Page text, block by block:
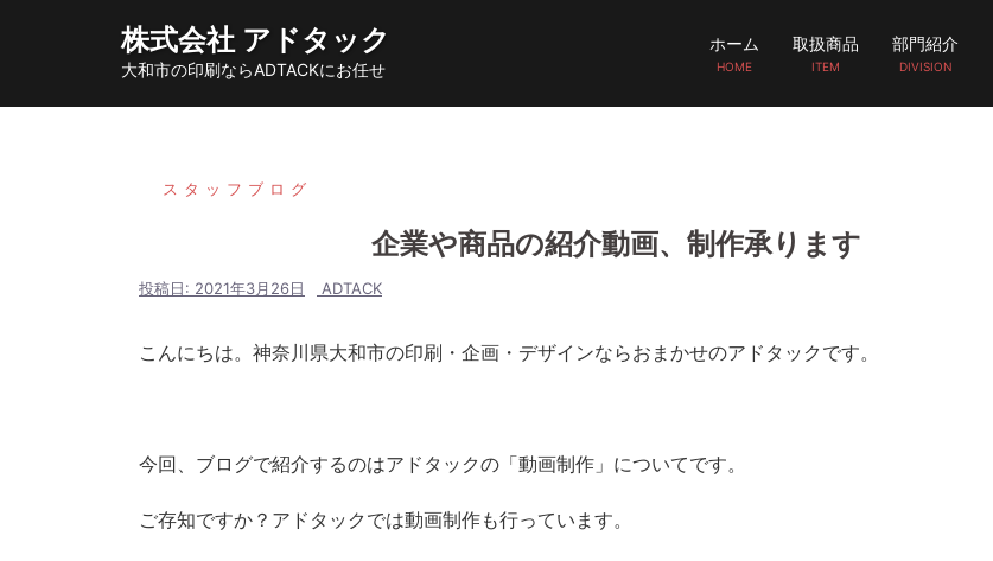
ン
株式会社 アドタック
大和市の印刷ならADTACKにお任せ
ホーム
HOME
取扱商品
ITEM
部門紹介
DIVISION
スタッフブログ
企業や商品の紹介動画、制作承ります
投稿日: 2021年3月26日 ADTACK
こんにちは。神奈川県大和市の印刷・企画・デザインならおまかせのアドタックです。
今回、ブログで紹介するのはアドタックの「動画制作」についてです。
ご存知ですか？アドタックでは動画制作も行っています。